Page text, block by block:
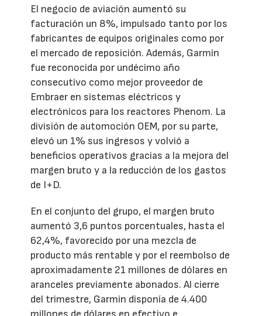
El negocio de aviación aumentó su
facturación un 8%, impulsado tanto por los
fabricantes de equipos originales como por
el mercado de reposición. Además, Garmin
fue reconocida por undécimo año
consecutivo como mejor proveedor de
Embraer en sistemas eléctricos y
electrónicos para los reactores Phenom. La
división de automoción OEM, por su parte,
elevó un 1% sus ingresos y volvió a
beneficios operativos gracias a la mejora del
margen bruto y a la reducción de los gastos
de I+D.
En el conjunto del grupo, el margen bruto
aumentó 3,6 puntos porcentuales, hasta el
62,4%, favorecido por una mezcla de
producto más rentable y por el reembolso de
aproximadamente 21 millones de dólares en
aranceles previamente abonados. Al cierre
del trimestre, Garmin disponía de 4.400